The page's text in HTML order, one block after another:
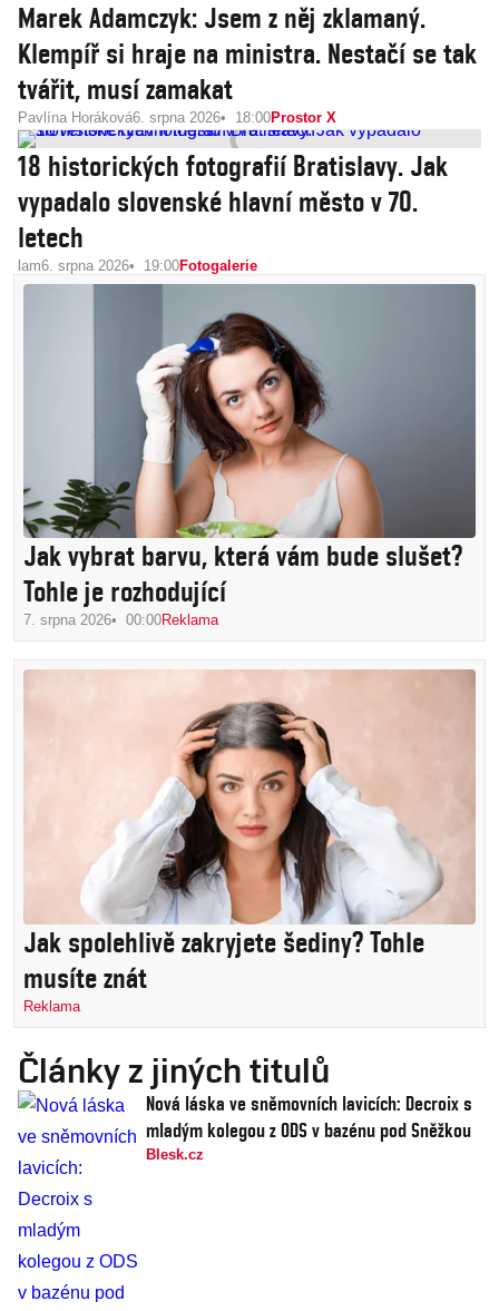
Marek Adamczyk: Jsem z něj zklamaný.
Klempíř si hraje na ministra. Nestačí se tak
tvářit, musí zamakat
Pavlína Horáková6. srpna 2026 18:00Prostor X
18 historických fotografií Bratislavy. Jak
vypadalo slovenské hlavní město v 70.
letech
lam6. srpna 2026 19:00Fotogalerie
Jak vybrat barvu, která vám bude slušet?
Tohle je rozhodující
7. srpna 2026 00:00Reklama
Jak spolehlivě zakryjete šediny? Tohle
musíte znát
Reklama
Články z jiných titulů
Nová láska ve sněmovních lavicích: Decroix s
mladým kolegou z ODS v bazénu pod Sněžkou
Blesk.cz